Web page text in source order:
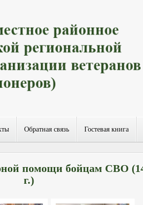
Обратная связь Гостевая книга
помощи бойцам СВО
г.)